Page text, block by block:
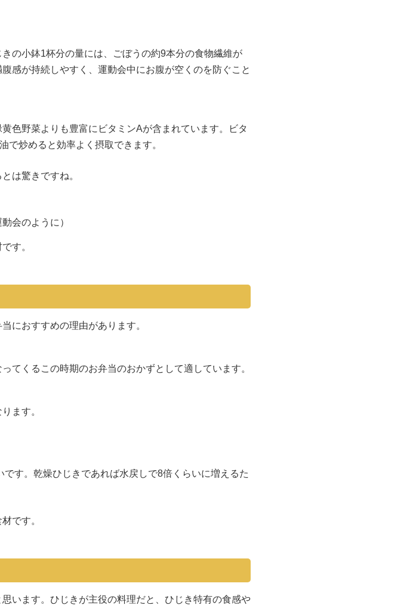
の小鉢1杯分の量には、ごぼうの約9本分の食物繊維が
感が持続しやすく、運動会中にお腹が空くのを防ぐこと
色野菜よりも豊富にビタミンAが含まれています。ビタ
で炒めると効率よく摂取できます。
は驚きですね。
会のように）
す。
におすすめの理由があります。
てくるこの時期のお弁当のおかずとして適しています。
ます。
す。乾燥ひじきであれば水戻しで8倍くらいに増えるた
です。
います。ひじきが主役の料理だと、ひじき特有の食感や